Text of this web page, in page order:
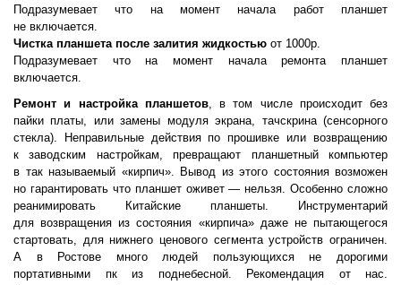
Подразумевает что на момент начала работ планшет
не включается.
Чистка планшета после залития жидкостью от 1000р.
Подразумевает что на момент начала ремонта планшет
включается.
Ремонт и настройка планшетов, в том числе происходит без
пайки платы, или замены модуля экрана, тачскрина (сенсорного
стекла). Неправильные действия по прошивке или возвращению
к заводским настройкам, превращают планшетный компьютер
в так называемый «кирпич». Вывод из этого состояния возможен
но гарантировать что планшет оживет — нельзя. Особенно сложно
реанимировать Китайские планшеты. Инструментарий
для возвращения из состояния «кирпича» даже не пытающегося
стартовать, для нижнего ценового сегмента устройств ограничен.
А в Ростове много людей пользующихся не дорогими
портативными пк из поднебесной. Рекомендация от нас.